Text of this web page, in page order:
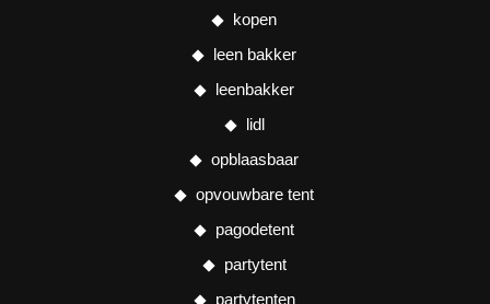
kopen
leen bakker
leenbakker
lidl
opblaasbaar
opvouwbare tent
pagodetent
partytent
partytenten